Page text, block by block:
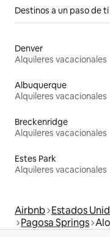
Destinos a un paso de ti
Denver
Alquileres vacacionales
Albuquerque
Alquileres vacacionales
Breckenridge
Alquileres vacacionales
Estes Park
Alquileres vacacionales
Airbnb Estados
Pagosa Springs